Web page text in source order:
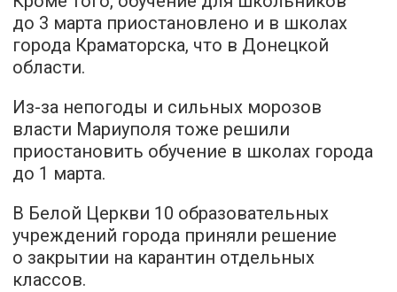
до 3 марта приостановлено и в школах
города Краматорска, что в Донецкой
области.
Из-за непогоды и сильных морозов
власти Мариуполя тоже решили
приостановить обучение в школах города
до 1 марта.
В Белой Церкви 10 образовательных
учреждений города приняли решение
о закрытии на карантин отдельных
классов.